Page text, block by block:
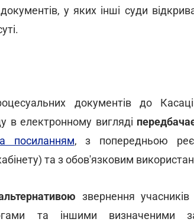
у яких інші суди
документів до
в електронному вигляді
посиланням, з попередньою
та з обов'язковим
звернення
та іншими визначеними